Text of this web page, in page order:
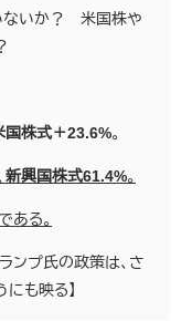
ないか？ 米国株や
国株式＋23.6%。
新興国株式61.4%。
ある。
ンプ氏の政策は、さ
も映る】